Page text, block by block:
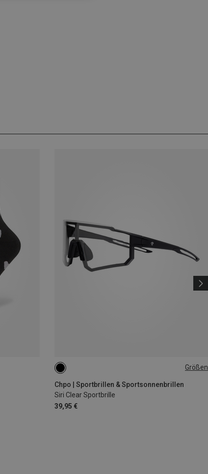
Größen
Chpo | Sportbrillen & Sportsonnenbrillen
Siri Clear Sportbrille
39,95 €
L